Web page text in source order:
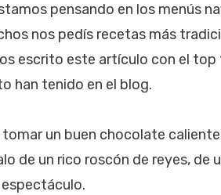
pensando en los menús
nos pedís recetas más
escrito este artículo con el top
han tenido en el blog.
un buen chocolate
de un rico roscón de reyes, de